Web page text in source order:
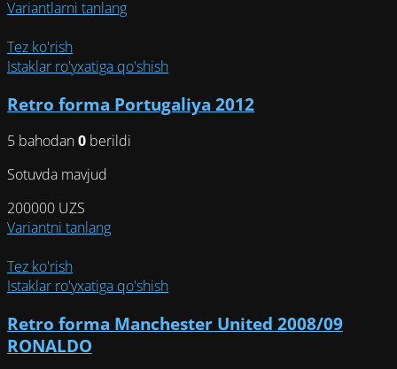
Variantlarni tanlangЭтот
несколько
Опции
выбрать
Tez ko'rish
Istaklar ro'yxatiga qo'shish
Retro forma Portugaliya 2012
5 bahodan0 berildi
Sotuvda mavjud
200000 UZS
Variantni tanlangЭтот
несколько
Опции
Tez ko'rish
Istaklar ro'yxatiga qo'shish
Retro forma Manchester United 2008/09
RONALDO